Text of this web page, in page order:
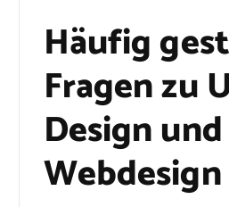
Häufig
Fragen zu
Design und
Webdesign